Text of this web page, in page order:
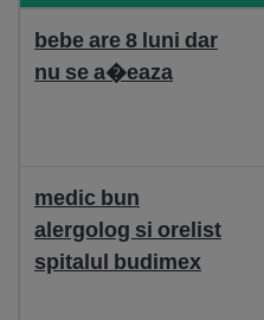
bebe are 8 luni dar
nu se a�eaza
medic bun
alergolog si orelist
spitalul budimex